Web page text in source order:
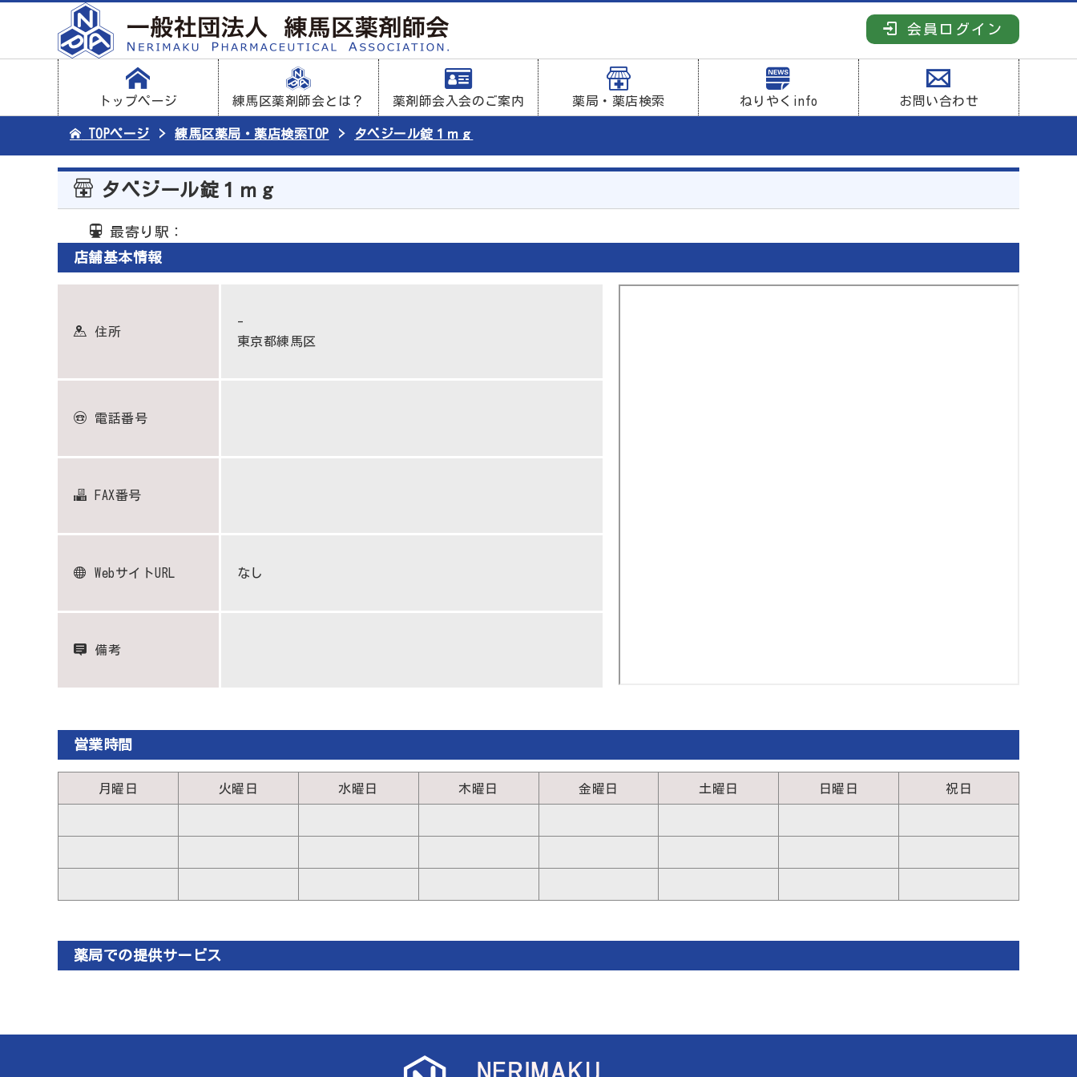
会員ログイン
トップページ 練馬区薬剤師会とは？ 薬剤師会入会のご案内 薬局・薬店検索 ねりやくinfo お問い合わせ
TOPページ 練馬区薬局・薬店検索TOP タベジール錠１ｍｇ
タベジール錠１ｍｇ
最寄り駅：
店舗基本情報
住所
-
東京都練馬区
電話番号
FAX番号
WebサイトURL なし
備考
営業時間
月曜日 火曜日 水曜日 木曜日 金曜日 土曜日 日曜日 祝日
薬局での提供サービス